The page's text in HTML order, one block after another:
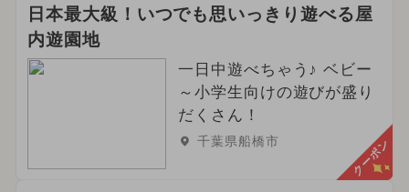
日本最大級！いつでも思いっきり遊べる屋
内遊園地
一日中遊べちゃう♪ ベビー
～小学生向けの遊びが盛り
だくさん！
千葉県船橋市 クーポン